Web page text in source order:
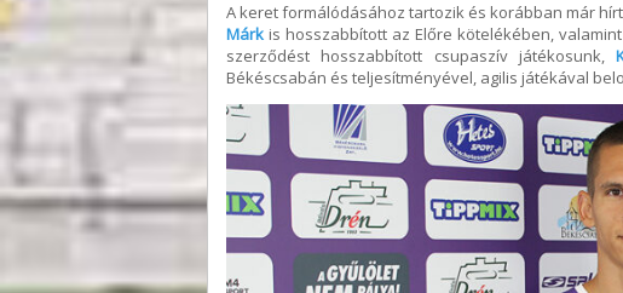
A keret formálódásához tartozik és korábban már
Márk is hosszabbított az Előre kötelékében, valamint
szerződést hosszabbított csupaszív játékosunk,
Békéscsabán és teljesítményével, agilis játékával